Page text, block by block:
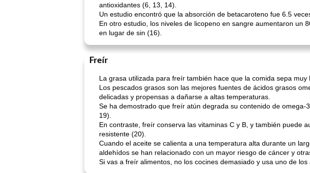
antioxidantes (6, 13, 14).
Un estudio encontró que la absorción de betacaroteno fue 6.5
En otro estudio, los niveles de licopeno en sangre aumentaron un
en lugar de sin (16).
Freír
La grasa utilizada para freír también hace que la comida sepa muy
Los pescados grasos son las mejores fuentes de ácidos grasos
delicadas y propensas a dañarse a altas temperaturas.
Se ha demostrado que freír atún degrada su contenido de
19).
En contraste, freír conserva las vitaminas C y B, y también puede
resistente (20).
Cuando el aceite se calienta a una temperatura alta durante un
aldehídos se han relacionado con un mayor riesgo de cáncer y
Si vas a freír alimentos, no los cocines demasiado y usa uno de